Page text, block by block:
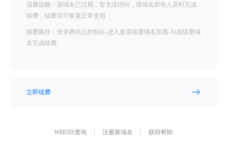
温馨提醒：该域名已过期，暂无法访问，请域名所有人及时完成
续费，续费后可恢复正常使用
续费路径：登录腾讯云控制台-进入急需续费域名页面-勾选续费域
名完成续费
立即续费
WHOIS查询 注册新域名 获得帮助